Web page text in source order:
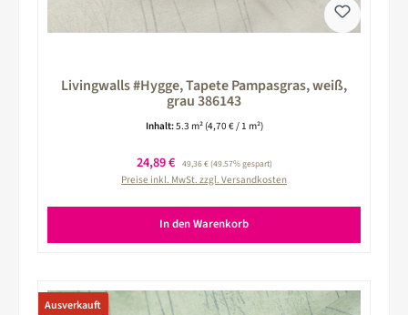
Livingwalls #Hygge, Tapete Pampasgras, weiß,
grau 386143
Inhalt:5.3 m² (4,70 € / 1 m²)
Verkaufspreis:
24,89 € Regulärer Preis:
49,36 €(49.57% gespart)
Preise inkl. MwSt. zzgl. Versandkosten
In den Warenkorb
Ausverkauft